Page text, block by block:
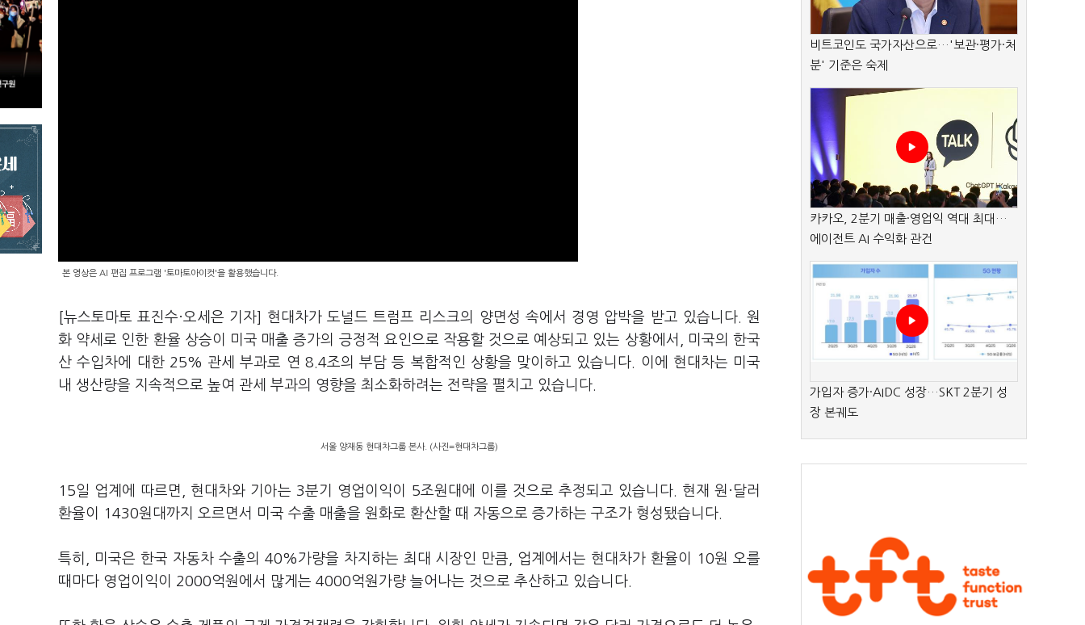
본 영상은 AI 편집 프로그램 '토마토아이컷'을 활용했습니다.
[뉴스토마토 표진수·오세은 기자] 현대차가 도널드 트럼프 리스크의 양면성 속에서 경영 압박을 받고 있습니다. 원
화 약세로 인한 환율 상승이 미국 매출 증가의 긍정적 요인으로 작용할 것으로 예상되고 있는 상황에서, 미국의 한국
산 수입차에 대한 25% 관세 부과로 연 8.4조의 부담 등 복합적인 상황을 맞이하고 있습니다. 이에 현대차는 미국
내 생산량을 지속적으로 높여 관세 부과의 영향을 최소화하려는 전략을 펼치고 있습니다.
서울 양재동 현대차그룹 본사. (사진=현대차그룹)
15일 업계에 따르면, 현대차와 기아는 3분기 영업이익이 5조원대에 이를 것으로 추정되고 있습니다. 현재 원·달러
환율이 1430원대까지 오르면서 미국 수출 매출을 원화로 환산할 때 자동으로 증가하는 구조가 형성됐습니다.
특히, 미국은 한국 자동차 수출의 40%가량을 차지하는 최대 시장인 만큼, 업계에서는 현대차가 환율이 10원 오를
때마다 영업이익이 2000억원에서 많게는 4000억원가량 늘어나는 것으로 추산하고 있습니다.
비트코인도 국가자산으로…'보관·평가·처
분' 기준은 숙제
카카오, 2분기 매출·영업익 역대 최대…
에이전트 AI 수익화 관건
가입자 증가·AIDC 성장…SKT 2분기 성
장 본궤도